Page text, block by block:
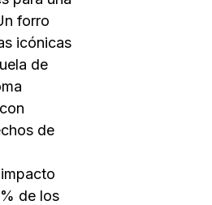
forro
icónicas
de
de
de los